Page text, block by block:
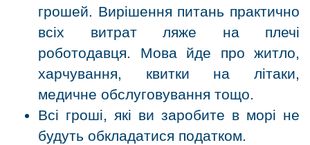
грошей. Вирішення питань практично
всіх витрат ляже на плечі
роботодавця. Мова йде про житло,
харчування, квитки на літаки,
медичне обслуговування тощо.
Всі гроші, які ви заробите в морі не
будуть обкладатися податком.